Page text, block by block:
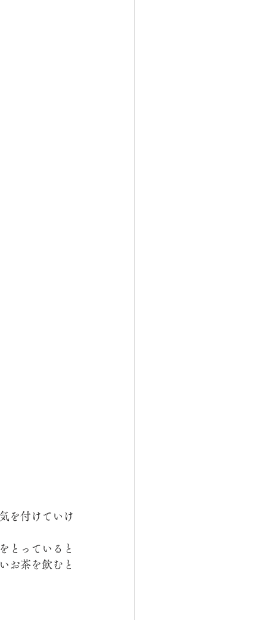
を付けていけ
とっていると
お茶を飲むと